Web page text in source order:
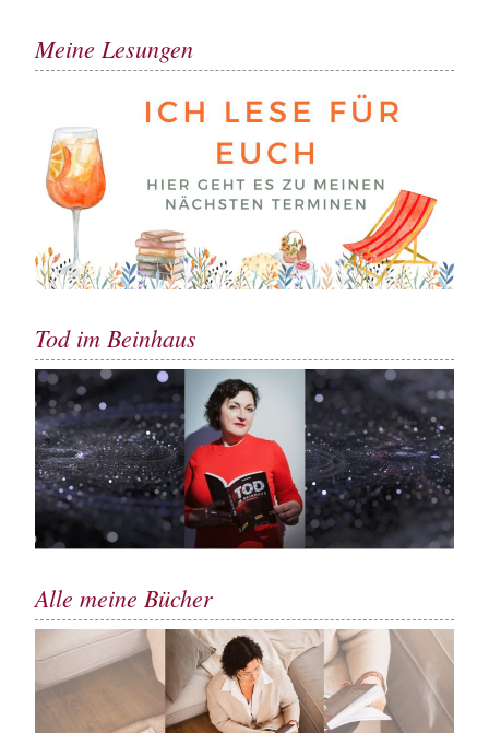
Meine Lesungen
Tod im Beinhaus
Alle meine Bücher